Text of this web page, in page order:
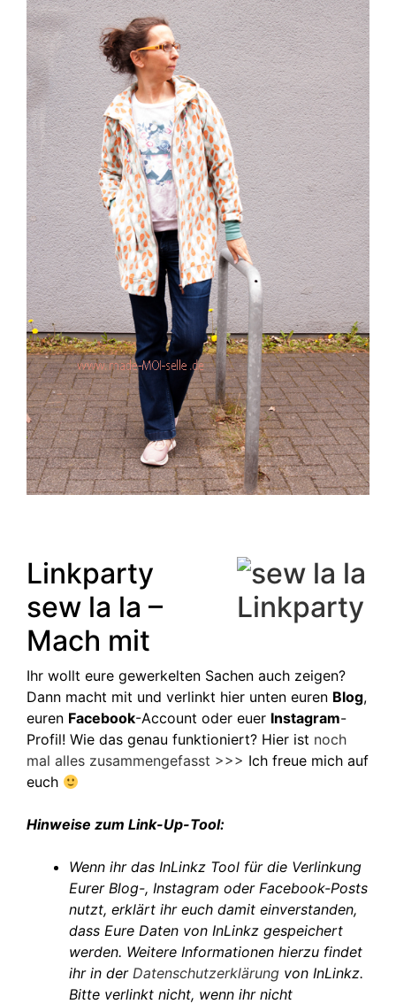
Linkparty
sew la la –
Mach mit
Ihr wollt eure gewerkelten Sachen auch zeigen?
Dann macht mit und verlinkt hier unten euren Blog,
euren Facebook-Account oder euer Instagram-
Profil! Wie das genau funktioniert? Hier ist noch
mal alles zusammengefasst >>> Ich freue mich auf
euch
Hinweise zum Link-Up-Tool:
Wenn ihr das InLinkz Tool für die Verlinkung
Eurer Blog-, Instagram oder Facebook-Posts
nutzt, erklärt ihr euch damit einverstanden,
dass Eure Daten von InLinkz gespeichert
werden. Weitere Informationen hierzu findet
ihr in der Datenschutzerklärung von InLinkz.
Bitte verlinkt nicht, wenn ihr nicht